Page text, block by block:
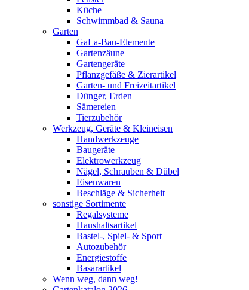
Küche
Schwimmbad & Sauna
Garten
GaLa-Bau-Elemente
Gartenzäune
Gartengeräte
Pflanzgefäße & Zierartikel
Garten- und Freizeitartikel
Dünger, Erden
Sämereien
Tierzubehör
Werkzeug, Geräte & Kleineisen
Handwerkzeuge
Baugeräte
Elektrowerkzeug
Nägel, Schrauben & Dübel
Eisenwaren
Beschläge & Sicherheit
sonstige Sortimente
Regalsysteme
Haushaltsartikel
Bastel-, Spiel- & Sport
Autozubehör
Energiestoffe
Basarartikel
Wenn weg, dann weg!